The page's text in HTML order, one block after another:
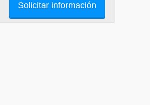
Solicitar información